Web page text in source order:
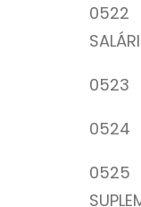
0522
0523
0524
0525